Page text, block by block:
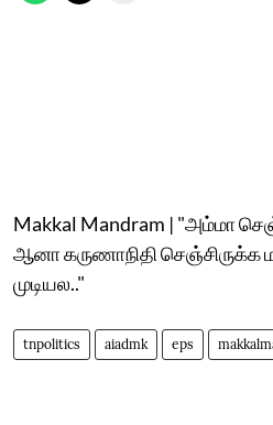
Makkal Mandram | "அம்மா
ஆனா கருணாநிதி செஞ்சிருக்க
முடியல.."
tnpolitics aiadmk eps